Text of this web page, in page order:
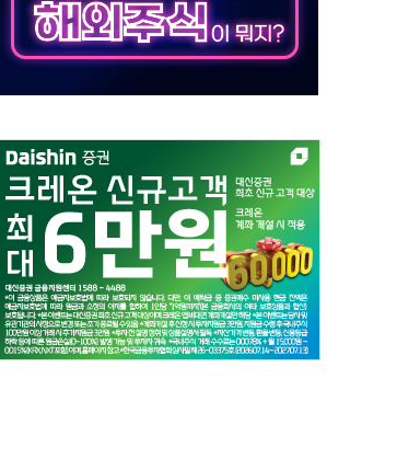
환 여부 조사
중 편성…체감온도 38도 넘으면 중단